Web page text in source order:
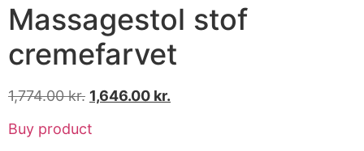
Massagestol stof
cremefarvet
1,774.00kr. 1,646.00 kr.
Buy product